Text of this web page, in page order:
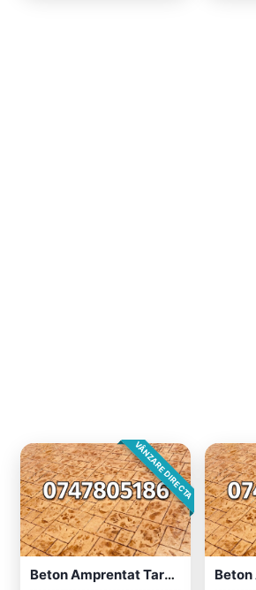
VÂNZARE DIRECTA
Beton Amprentat Targu Jiu / Gorj